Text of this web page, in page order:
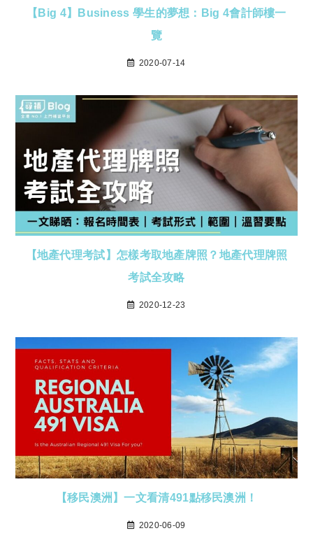
【Big 4】Business 學生的夢想：Big 4會計師樓一
覽
2020-07-14
【地產代理考試】怎樣考取地產牌照？地產代理牌照
考試全攻略
2020-12-23
【移民澳洲】一文看清491點移民澳洲！
2020-06-09